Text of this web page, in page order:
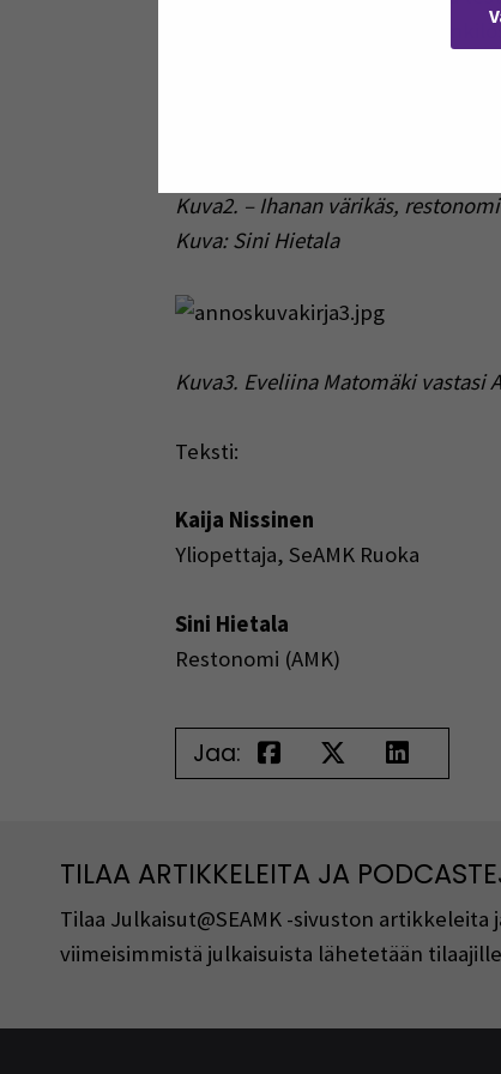
vanhempaa ja päiväkodin
Kuva2. – Ihanan värikäs,
Kuva: Sini Hietala
Kuva3. Eveliina Matomäki vastasi
Teksti:
Kaija Nissinen
Yliopettaja, SeAMK Ruoka
Sini Hietala
Restonomi (AMK)
Jaa:
TILAA ARTIKKELEITA JA
Tilaa Julkaisut@SEAMK -sivuston
viimeisimmistä julkaisuista lähetetään